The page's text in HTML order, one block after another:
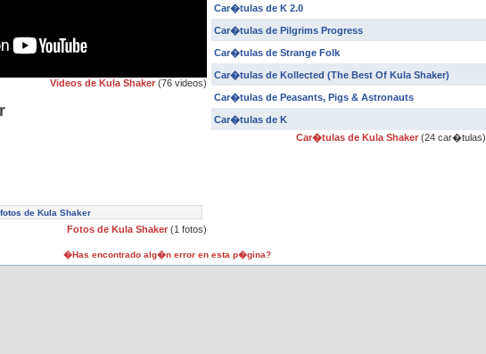
Videos de Kula Shaker (76 videos)
de Kula Shaker
Fotos de Kula Shaker (1 fotos)
Car�tulas de K 2.0
Car�tulas de Pilgrims Progress
Car�tulas de Strange Folk
Car�tulas de Kollected (The Best Of Kula Shaker)
Car�tulas de Peasants, Pigs & Astronauts
Car�tulas de K
Car�tulas de Kula Shaker (24 car�tulas)
�Has encontrado alg�n error en esta p�gina?